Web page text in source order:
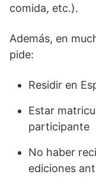
comida, etc.).
Además, en
pide:
Residir en
Estar
participante
No haber
ediciones